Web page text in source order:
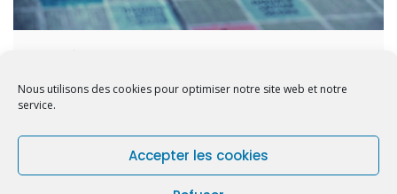
Nous utilisons des cookies pour optimiser notre site web et notre
service.
Accepter les cookies